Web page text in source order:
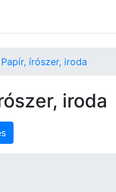
Papír, írószer, iroda
iroda